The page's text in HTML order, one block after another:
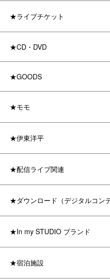
★ライブチケット
★CD・DVD
★GOODS
★モモ
★伊東洋平
★配信ライブ関連
★ダウンロード（デジタルコンテ
★In my STUDIO ブランド
★宿泊施設